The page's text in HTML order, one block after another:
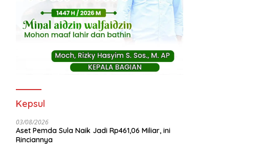
Kepsul
03/08/2026
Aset Pemda Sula Naik Jadi Rp461,06 Miliar, ini
Rinciannya